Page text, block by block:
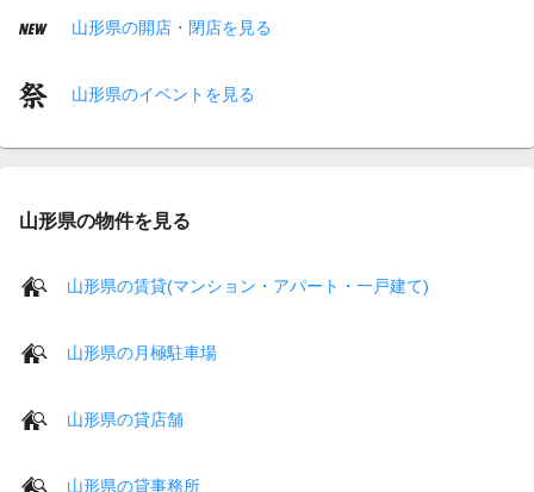
山形県の開店・閉店を見る
山形県のイベントを見る
山形県の物件を見る
山形県の賃貸(マンション・アパート・一戸建て)
山形県の月極駐車場
山形県の貸店舗
山形県の貸事務所